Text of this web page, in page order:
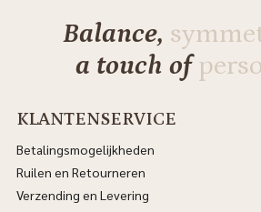
Balance,
a touch of
KLANTENSERVICE
Betalingsmogelijkheden
Ruilen en Retourneren
Verzending en Levering